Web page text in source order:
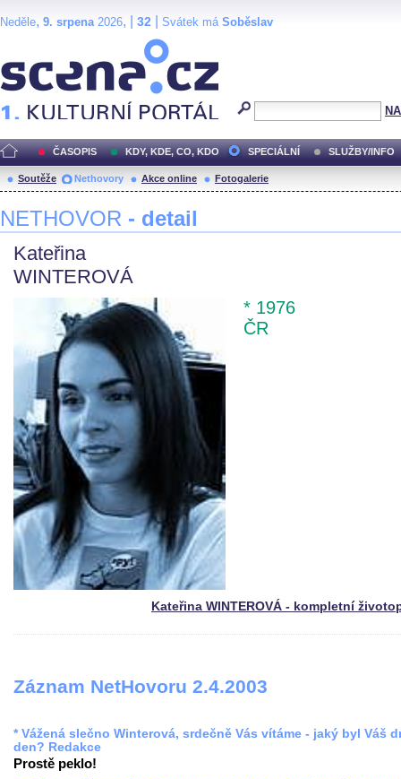
Neděle, 9. srpena2026, | 32 Svátek má Soběslav
ČASOPIS KDY, KDE, CO, KDO SPECIÁLNÍ SLUŽBY/INFO
Soutěže Nethovory Akce online Fotogalerie
NETHOVOR - detail
Kateřina
WINTEROVÁ
* 1976
ČR
Kateřina WINTEROVÁ - kompletní
Záznam NetHovoru 2.4.2003
* Vážená slečno Winterová, srdečně Vás vítáme - jaký byl Váš
den? Redakce
Prostě peklo!